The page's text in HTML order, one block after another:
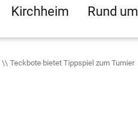
Kirchheim Rund
Teckbote bietet Tippspiel zum Turnier